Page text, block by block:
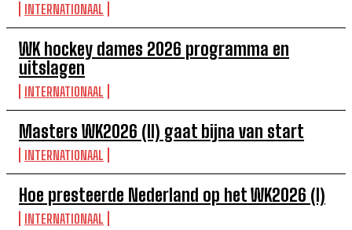
INTERNATIONAAL
WK hockey dames 2026 programma en
uitslagen
INTERNATIONAAL
Masters WK2026 (II) gaat bijna van start
INTERNATIONAAL
Hoe presteerde Nederland op het WK2026 (I)
INTERNATIONAAL